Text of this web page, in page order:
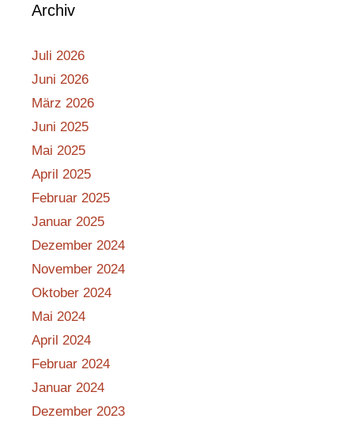
Archiv
Juli 2026
Juni 2026
März 2026
Juni 2025
Mai 2025
April 2025
Februar 2025
Januar 2025
Dezember 2024
November 2024
Oktober 2024
Mai 2024
April 2024
Februar 2024
Januar 2024
Dezember 2023